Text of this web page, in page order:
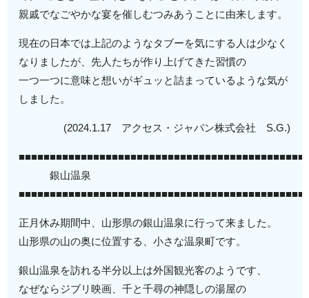
親戚でなごやかな宴を催しむつみあうことに由来します。
現在の日本では上記のようなタブーを気にする人は少なく
なりましたが、先人たちが作り上げてきた習慣の
一つ一つに意味と想いがギュッと詰まっているような気が
しました。
(2024.1.17 アクセス・ジャパン株式会社 S.G.)
■■■■■■■■■■■■■■■■■■■■■■■■■■■■■■■■■■■■■■■■■■■■■■
銀山温泉
■■■■■■■■■■■■■■■■■■■■■■■■■■■■■■■■■■■■■■■■■■■■■■
正月休み期間中、山形県の銀山温泉に行って来ました。
山形県の山の奥に位置する、小さな温泉町です。
銀山温泉を訪れる半分以上は外国観光客のようです、
なぜならジブリ映画、千と千尋の神隠しの湯屋の